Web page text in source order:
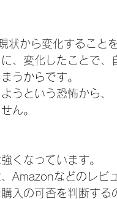
状から変化すること
、変化したことで
うからです。
うという恐怖から
ん。
くなっています。
Amazonなどのレビ
入の可否を判断する